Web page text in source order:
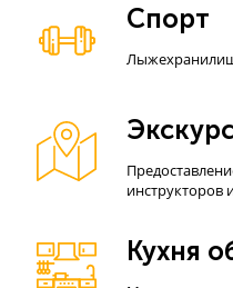
Спорт
инструкторов
Кухня